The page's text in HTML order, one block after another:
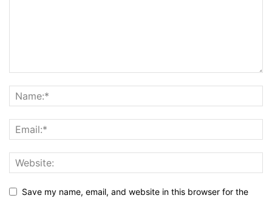
Save my name, email, and website in this browser for the